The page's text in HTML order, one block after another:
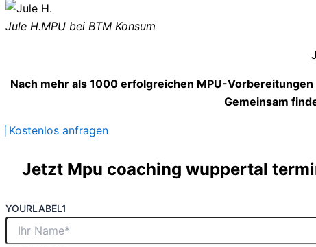
Jule H.MPU bei BTM Konsum
Nach mehr als 1000 erfolgreichen MPU-
Gemeinsam
Kostenlos anfragen
Jetzt Mpu coaching wuppertal
YOURLABEL1